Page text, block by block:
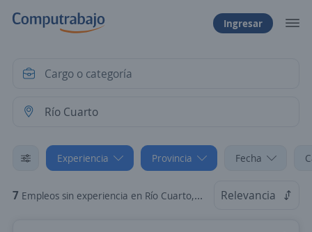
Ingresar
Experiencia Provincia Fecha
7 Empleos sin experiencia en Río Cuarto, Córdoba Relevancia